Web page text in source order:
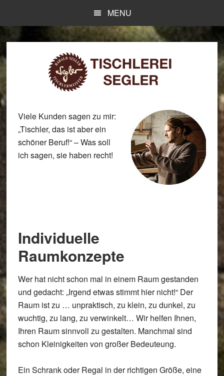
content
MENU
Viele Kunden sagen zu mir:
„Tischler, das ist aber ein
schöner Beruf!“ – Was soll
ich sagen, sie haben recht!
Individuelle
Raumkonzepte
Wer hat nicht schon mal in einem Raum gestanden
und gedacht: „Irgend etwas stimmt hier nicht!“ Der
Raum ist zu … unpraktisch, zu klein, zu dunkel, zu
wuchtig, zu lang, zu verwinkelt… Wir helfen Ihnen,
Ihren Raum sinnvoll zu gestalten. Manchmal sind
schon Kleinigkeiten von großer Bedeuteung.
Ein Schrank oder Regal in der richtigen Größe, eine